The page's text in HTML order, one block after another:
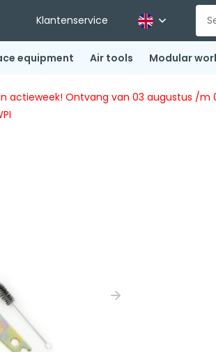
Klantenservice
equipment Air tools Modular
actieweek! Ontvang van 03 augustus /m